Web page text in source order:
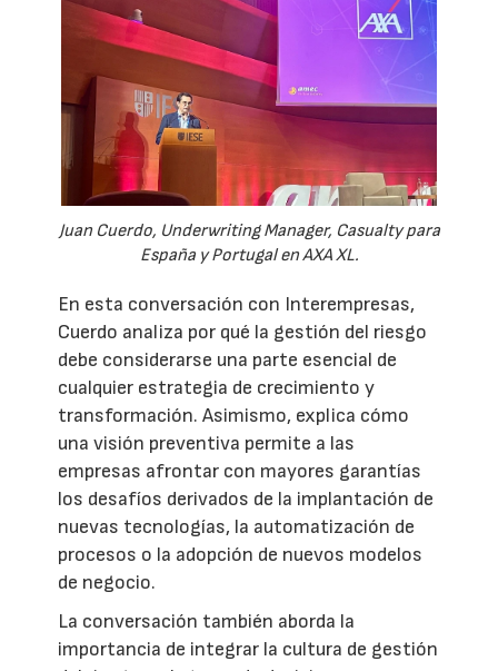
Juan Cuerdo, Underwriting Manager, Casualty para
España y Portugal en AXA XL.
En esta conversación con Interempresas,
Cuerdo analiza por qué la gestión del riesgo
debe considerarse una parte esencial de
cualquier estrategia de crecimiento y
transformación. Asimismo, explica cómo
una visión preventiva permite a las
empresas afrontar con mayores garantías
los desafíos derivados de la implantación de
nuevas tecnologías, la automatización de
procesos o la adopción de nuevos modelos
de negocio.
La conversación también aborda la
importancia de integrar la cultura de gestión